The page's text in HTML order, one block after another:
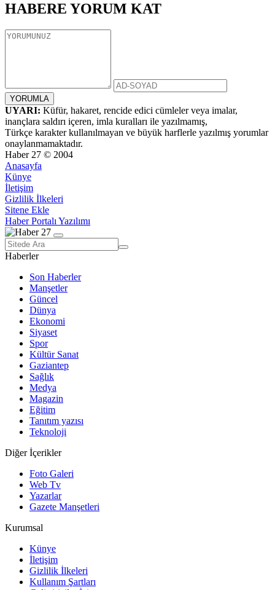
HABERE YORUM KAT
UYARI: Küfür, hakaret, rencide edici cümleler veya imalar,
inançlara saldırı içeren, imla kuralları ile yazılmamış,
Türkçe karakter kullanılmayan ve büyük harflerle yazılmış yorumlar
onaylanmamaktadır.
Haber 27 © 2004
Anasayfa
Künye
İletişim
Gizlilik İlkeleri
Sitene Ekle
Haber Portalı Yazılımı
Haberler
Son Haberler
Manşetler
Güncel
Dünya
Ekonomi
Siyaset
Spor
Kültür Sanat
Gaziantep
Sağlık
Medya
Magazin
Eğitim
Tanıtım yazısı
Teknoloji
Diğer İçerikler
Foto Galeri
Web Tv
Yazarlar
Gazete Manşetleri
Kurumsal
Künye
İletişim
Gizlilik İlkeleri
Kullanım Şartları